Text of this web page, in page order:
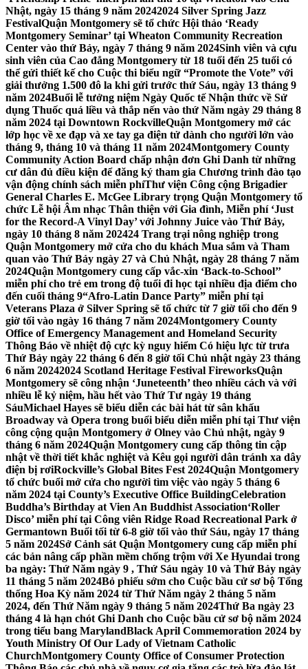
Nhật, ngày 15 tháng 9 năm 20242024 Silver Spring Jazz
FestivalQuận Montgomery sẽ tổ chức Hội thảo ‘Ready
Montgomery Seminar’ tại Wheaton Community Recreation
Center vào thứ Bảy, ngày 7 tháng 9 năm 2024Sinh viên và cựu
sinh viên của Cao đẳng Montgomery từ 18 tuổi đến 25 tuổi có
thể gửi thiết kế cho Cuộc thi biểu ngữ “Promote the Vote” với
giải thưởng 1.500 đô la khi gửi trước thứ Sáu, ngày 13 tháng 9
năm 2024Buổi lễ tưởng niệm Ngày Quốc tế Nhận thức về Sử
dụng Thuốc quá liều và thắp nến vào thứ Năm ngày 29 tháng 8
năm 2024 tại Downtown RockvilleQuận Montgomery mở các
lớp học về xe đạp và xe tay ga điện tử dành cho người lớn vào
tháng 9, tháng 10 và tháng 11 năm 2024Montgomery County
Community Action Board chấp nhận đơn Ghi Danh từ những
cư dân đủ điều kiện để đăng ký tham gia Chương trình đào tạo
vận động chính sách miễn phíThư viện Công cộng Brigadier
General Charles E. McGee Library trọng Quận Montgomery tổ
chức Lễ hội Âm nhạc Thân thiện với Gia đình, Miễn phí ‘Just
for the Record-A Vinyl Day’ với Johnny Juice vào Thứ Bảy,
ngày 10 tháng 8 năm 202424 Trang trại nông nghiệp trong
Quận Montgomery mở cửa cho du khách Mua sắm và Tham
quan vào Thứ Bảy ngày 27 và Chủ Nhật, ngày 28 tháng 7 năm
2024Quận Montgomery cung cấp vắc-xin ‘Back-to-School’’
miễn phí cho trẻ em trong độ tuổi đi học tại nhiều địa điểm cho
đến cuối tháng 9“Afro-Latin Dance Party” miễn phí tại
Veterans Plaza ở Silver Spring sẽ tổ chức từ 7 giờ tối cho đến 9
giờ tối vào ngày 16 tháng 7 năm 2024Montgomery County
Office of Emergency Management and Homeland Security
Thông Báo về nhiệt độ cực kỳ nguy hiểm Có hiệu lực từ trưa
Thứ Bảy ngày 22 tháng 6 đến 8 giờ tối Chủ nhật ngày 23 tháng
6 năm 20242024 Scotland Heritage Festival FireworksQuận
Montgomery sẽ công nhận ‘Juneteenth’ theo nhiều cách và với
nhiều lễ kỷ niệm, hầu hết vào Thứ Tư ngày 19 tháng
SáuMichael Hayes sẽ biểu diễn các bài hát từ sân khấu
Broadway và Opera trong buổi biểu diễn miễn phí tại Thư viện
công cộng quận Montgomery ở Olney vào Chủ nhật, ngày 9
tháng 6 năm 2024Quận Montgomery cung cấp thông tin cập
nhật về thời tiết khắc nghiệt và Kêu gọi người dân tránh xa dây
điện bị rơiRockville’s Global Bites Fest 2024Quận Montgomery
tổ chức buổi mở cửa cho người tìm việc vào ngày 5 tháng 6
năm 2024 tại County’s Executive Office BuildingCelebration
Buddha’s Birthday at Vien An Buddhist Association‘Roller
Disco’ miễn phí tại Công viên Ridge Road Recreational Park ở
Germantown Buổi tối từ 6-8 giờ tối vào thứ Sáu, ngày 17 tháng
5 năm 2024Sở Cảnh sát Quận Montgomery cung cấp miễn phí
các bản nâng cấp phần mềm chống trộm với Xe Hyundai trong
ba ngày: Thứ Năm ngày 9 , Thứ Sáu ngày 10 và Thứ Bảy ngày
11 tháng 5 năm 2024Bỏ phiếu sớm cho Cuộc bầu cử sơ bộ Tổng
thống Hoa Kỳ năm 2024 từ Thứ Năm ngày 2 tháng 5 năm
2024, đến Thứ Năm ngày 9 tháng 5 năm 2024Thứ Ba ngày 23
tháng 4 là hạn chót Ghi Danh cho Cuộc bầu cử sơ bộ năm 2024
trong tiểu bang MarylandBlack April Commemoration 2024 by
Youth Ministry Of Our Lady of Vietnam Catholic
ChurchMontgomery County Office of Consumer Protection